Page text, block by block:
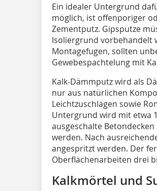
Ein idealer Untergrund
möglich, ist offenporiger
Zementputz. Gipsputze
Isoliergrund vorbehandelt
Montagefugen, sollten
Gewebespachtelung mit
Kalk-Dämmputz wird als
nur aus natürlichen
Leichtzuschlägen sowie
Untergrund wird mit etwa
ausgeschalte
werden. Nach
angespritzt werden. Der
Oberflächenarbeiten drei
Kalkmörtel und